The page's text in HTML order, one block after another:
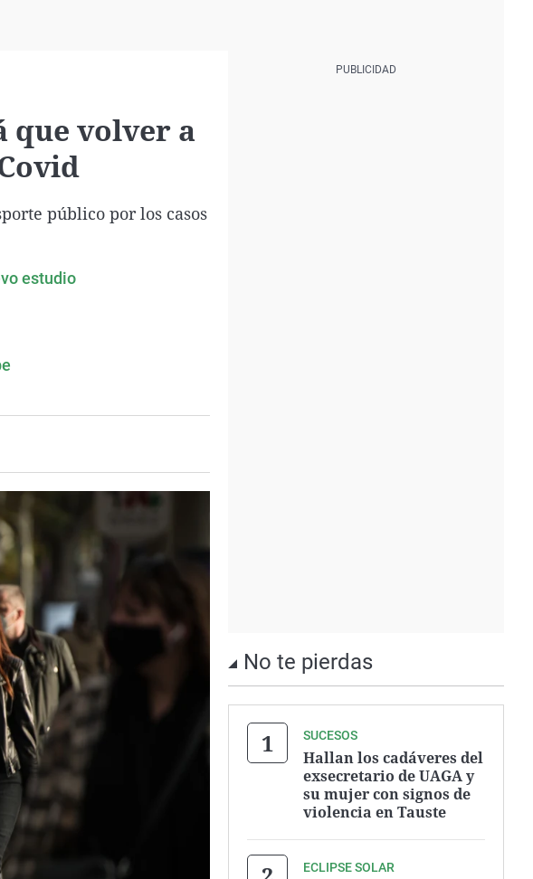
que volver a
público por los casos
estudio
No te pierdas
SUCESOS
Hallan los cadáveres del
exsecretario de UAGA y
su mujer con signos de
violencia en Tauste
ECLIPSE SOLAR